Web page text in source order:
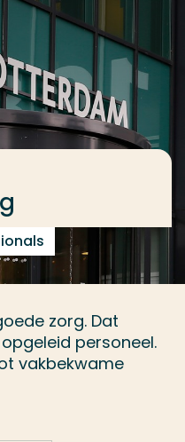
zorg. Dat
personeel.
vakbekwame